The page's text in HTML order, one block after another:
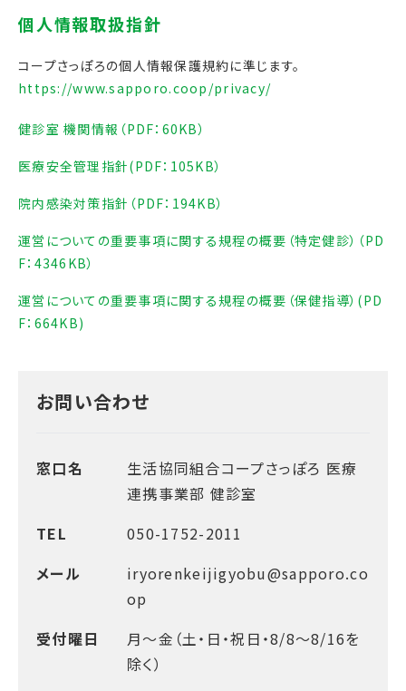
コープさっぽろの個人情報保護規約に準じます。
https://www.sapporo.coop/privacy/
健診室 機関情報（PDF：60KB）
医療安全管理指針(PDF：105KB）
院内感染対策指針（PDF：194KB）
運営についての重要事項に関する規程の概要（特定健診）（PD
F：4346KB）
運営についての重要事項に関する規程の概要（保健指導）(PD
F：664KB)
お問い合わせ
窓口名
生活協同組合コープさっぽろ 医療
連携事業部 健診室
TEL
050-1752-2011
メール
iryorenkeijigyobu@sapporo.co
op
受付曜日
月～金（土・日・祝日・8/8～8/16を
除く）